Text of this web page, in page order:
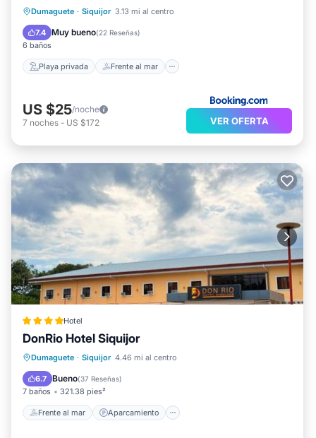
Dumaguete · Siquijor 3.13 mi al centro
7.4 Muy bueno(22 Reseñas)
6 baños
Playa privada Frente al mar
Playa privada
Frente al mar
Aparcamiento
US $25/noche
7 noches - US $172 VER OFERTA
Hotel
DonRio Hotel Siquijor
Dumaguete · Siquijor 4.46 mi al centro
6.7 Bueno(37 Reseñas)
7 baños 321.38 pies²
Frente al mar Aparcamiento
Frente al mar Aparcamiento
Vista al mar